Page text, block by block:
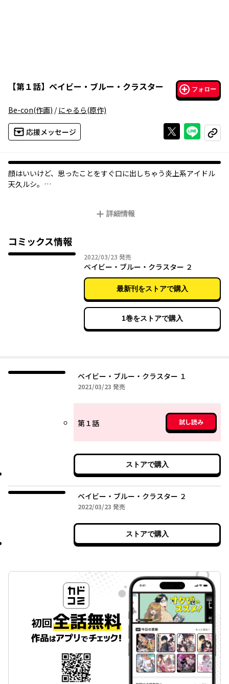
【第１話】 ベイビー・ブルー・クラスター フォロー
Be-con(作画) / にゃるら(原作)
応援メッセージ Xで投稿する
ライン
コピー
顔はいいけど、思ったことをすぐ口に出しちゃう炎上系アイドル
天久ルシ。
す、ハートフルシェアハウスコメディ。
詳細情報
コミックス情報
2022/03/23 2022年03月23日
発売
ベイビー・ブルー・クラスター ２
最新刊をストアで購入
1巻をストアで購入
ベイビー・ブルー・クラスター １
2021/03/23 2021年03月23日
発売
第１話 試し読み
ストアで購入
ベイビー・ブルー・クラスター ２
2022/03/23 2022年03月23日
発売
ストアで購入